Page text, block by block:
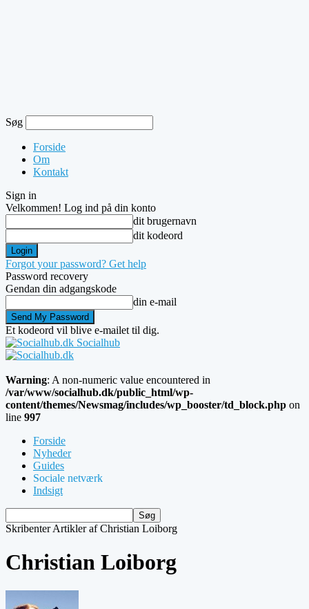
Søg
Forside
Om
Kontakt
Sign in
Velkommen! Log ind på din konto
dit brugernavn
dit kodeord
Forgot your password? Get help
Password recovery
Gendan din adgangskode
din e-mail
Et kodeord vil blive e-mailet til dig.
Socialhub
Warning: A non-numeric value encountered in
/var/www/socialhub.dk/public_html/wp-
content/themes/Newsmag/includes/wp_booster/td_block.php on
line 997
Forside
Nyheder
Guides
Sociale netværk
Indsigt
Skribenter Artikler af Christian Loiborg
Christian Loiborg